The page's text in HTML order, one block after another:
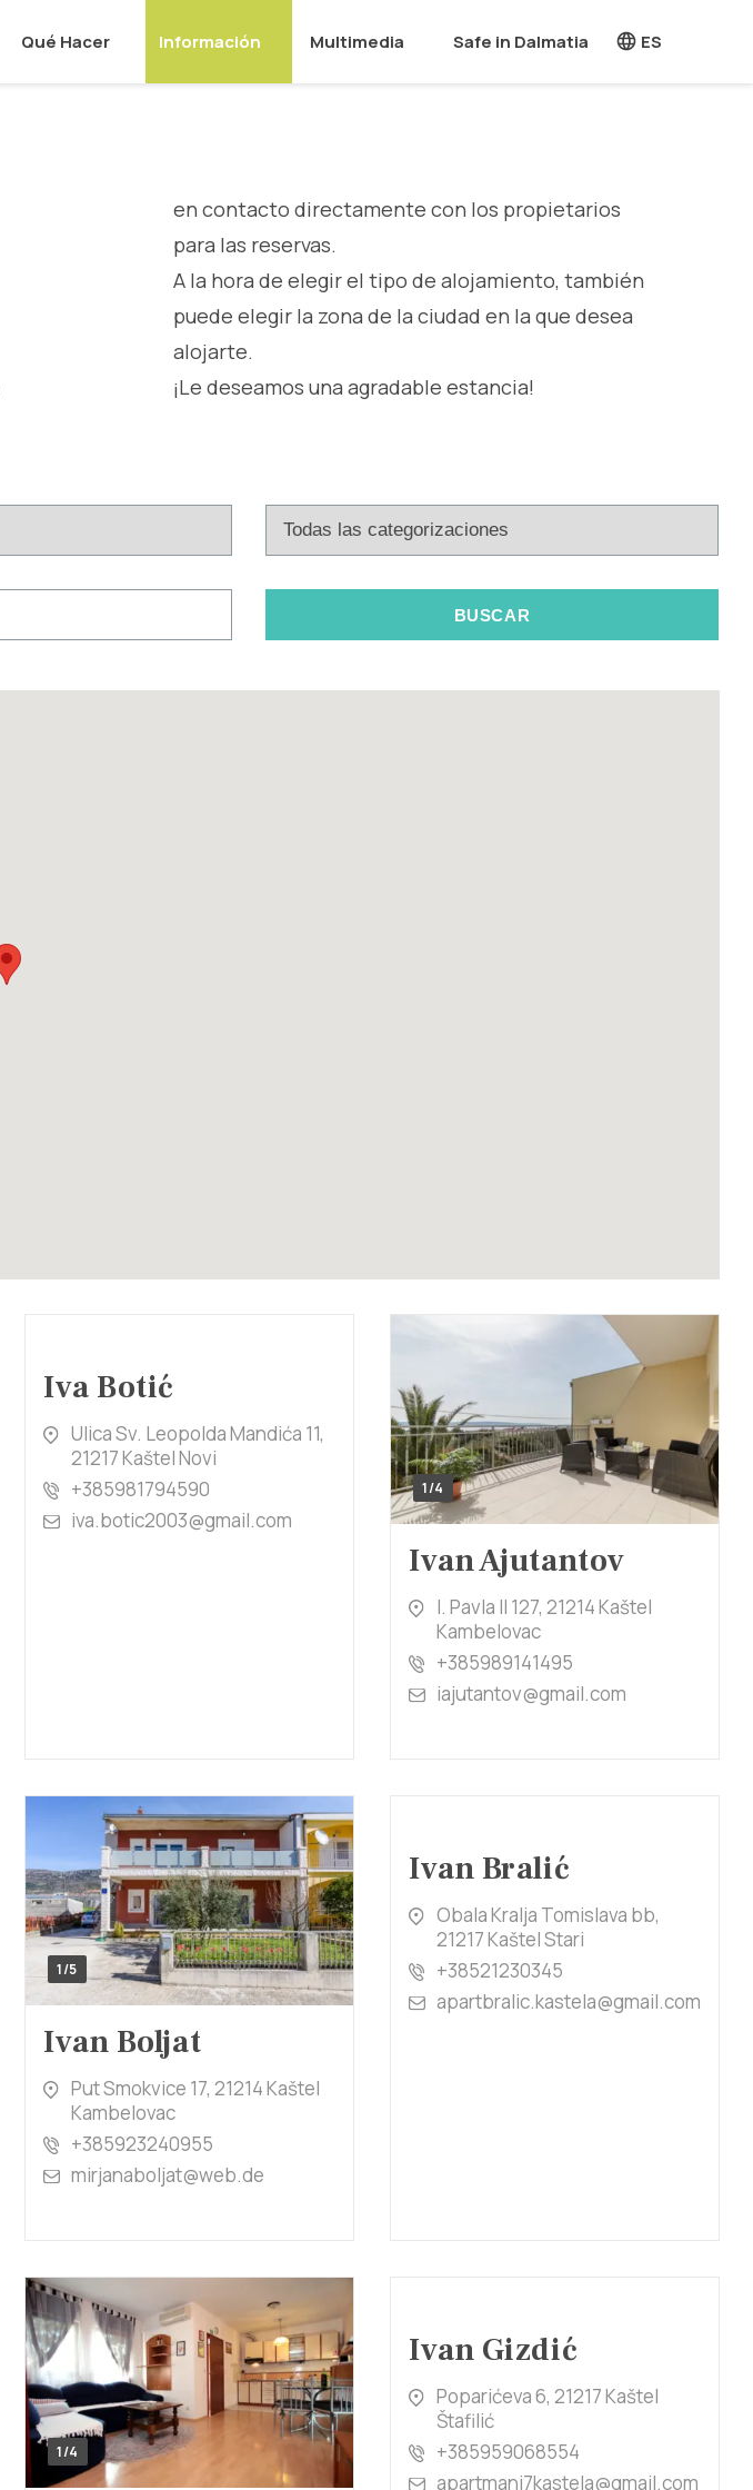
Qué Hacer Información Multimedia Safe in Dalmatia ES
en contacto directamente con los propietarios
para las reservas.
A la hora de elegir el tipo de alojamiento, también
puede elegir la zona de la ciudad en la que desea
alojarte.
¡Le deseamos una agradable estancia!
Iva Botić
Ulica Sv. Leopolda Mandića 11,
21217 Kaštel Novi
+385981794590
iva.botic2003@gmail.com
1/4
Ivan Ajutantov
I. Pavla II 127, 21214 Kaštel
Kambelovac
+385989141495
iajutantov@gmail.com
1/5
Ivan Boljat
Put Smokvice 17, 21214 Kaštel
Kambelovac
+385923240955
mirjanaboljat@web.de
Ivan Bralić
Obala Kralja Tomislava bb,
21217 Kaštel Stari
+38521230345
apartbralic.kastela@gmail.com
1/4
Ivan Gizdić
Poparićeva 6, 21217 Kaštel
Štafilić
+385959068554
apartmani7kastela@gmail.com